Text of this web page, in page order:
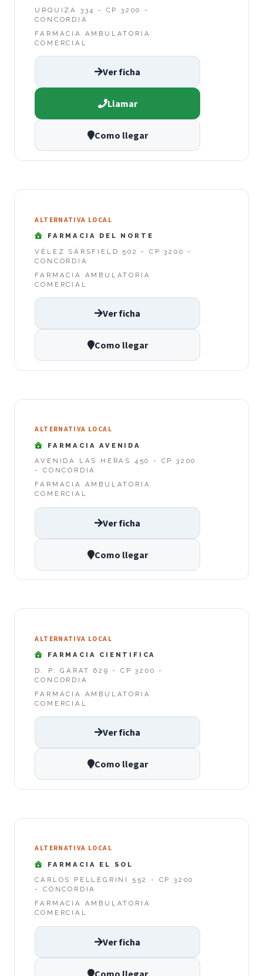
URQUIZA 334 - CP 3200 -
CONCORDIA
FARMACIA AMBULATORIA
COMERCIAL
Ver ficha
Llamar
Como llegar
ALTERNATIVA LOCAL
FARMACIA DEL NORTE
VÉLEZ SÁRSFIELD 502 - CP 3200 -
CONCORDIA
FARMACIA AMBULATORIA
COMERCIAL
Ver ficha
Como llegar
ALTERNATIVA LOCAL
FARMACIA AVENIDA
AVENIDA LAS HERAS 450 - CP 3200
- CONCORDIA
FARMACIA AMBULATORIA
COMERCIAL
Ver ficha
Como llegar
ALTERNATIVA LOCAL
FARMACIA CIENTIFICA
D. P. GARAT 629 - CP 3200 -
CONCORDIA
FARMACIA AMBULATORIA
COMERCIAL
Ver ficha
Como llegar
ALTERNATIVA LOCAL
FARMACIA EL SOL
CARLOS PELLEGRINI 552 - CP 3200
- CONCORDIA
FARMACIA AMBULATORIA
COMERCIAL
Ver ficha
Como llegar